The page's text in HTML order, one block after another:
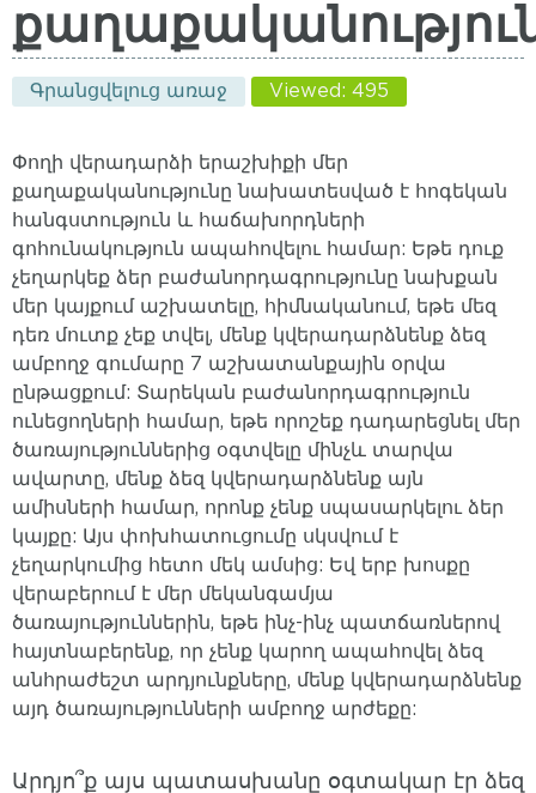
Գրանցվելուց առաջ Viewed: 495
Փողի վերադարձի երաշխիքի մեր
քաղաքականությունը նախատեսված է հոգեկան
հանգստություն և հաճախորդների
գոհունակություն ապահովելու համար: Եթե դուք
չեղարկեք ձեր բաժանորդագրությունը նախքան
մեր կայքում աշխատելը, հիմնականում, եթե մեզ
դեռ մուտք չեք տվել, մենք կվերադարձնենք ձեզ
ամբողջ գումարը 7 աշխատանքային օրվա
ընթացքում: Տարեկան բաժանորդագրություն
ունեցողների համար, եթե որոշեք դադարեցնել մեր
ծառայություններից օգտվելը մինչև տարվա
ավարտը, մենք ձեզ կվերադարձնենք այն
ամիսների համար, որոնք չենք սպասարկելու ձեր
կայքը: Այս փոխհատուցումը սկսվում է
չեղարկումից հետո մեկ ամսից: Եվ երբ խոսքը
վերաբերում է մեր մեկանգամյա
ծառայություններին, եթե ինչ-ինչ պատճառներով
հայտնաբերենք, որ չենք կարող ապահովել ձեզ
անհրաժեշտ արդյունքները, մենք կվերադարձնենք
այդ ծառայությունների ամբողջ արժեքը:
Արդյո՞ք այս պատասխանը օգտակար էր ձեզ